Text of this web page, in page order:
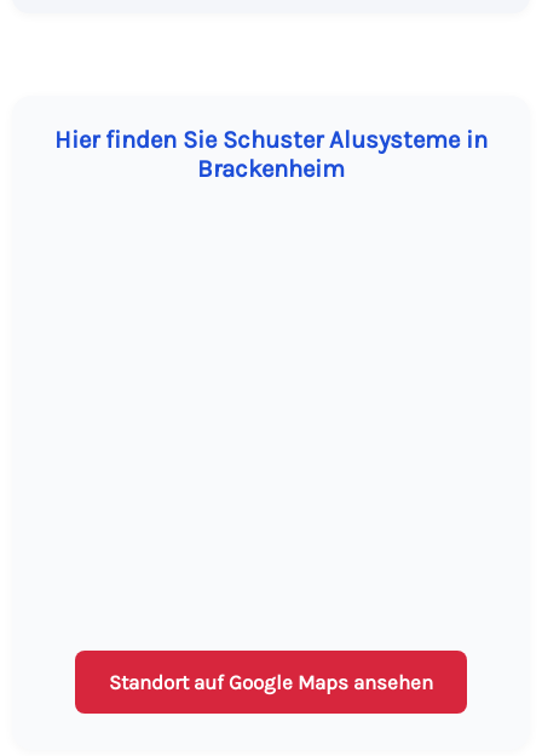
Hier finden Sie Schuster Alusysteme in
Brackenheim
Standort auf Google Maps ansehen